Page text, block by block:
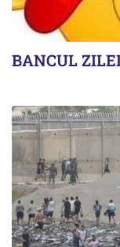
BANCUL